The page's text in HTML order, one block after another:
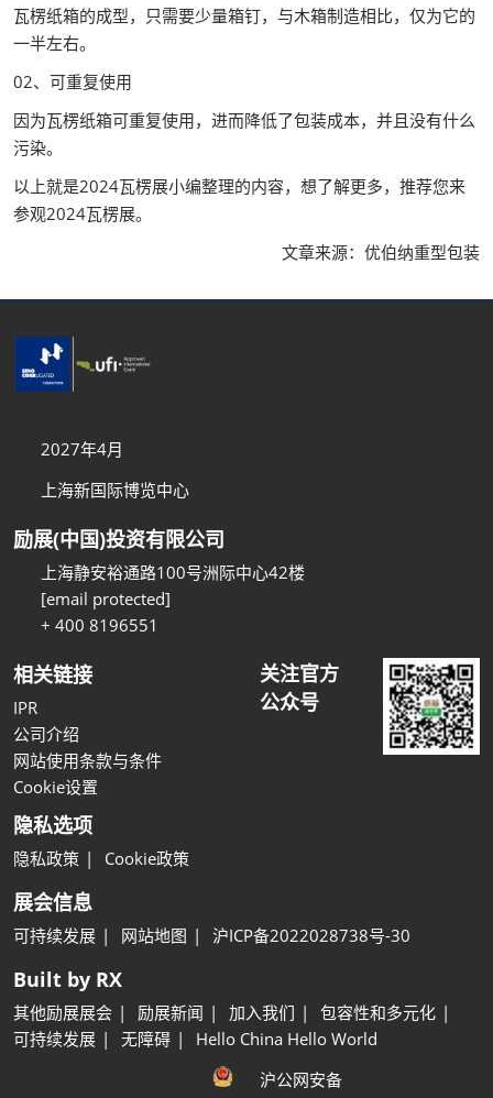
瓦楞纸箱的成型，只需要少量箱钉，与木箱制造相比，仅为它的
一半左右。
02、可重复使用
因为瓦楞纸箱可重复使用，进而降低了包装成本，并且没有什么
污染。
以上就是2024瓦楞展小编整理的内容，想了解更多，推荐您来
参观2024瓦楞展。
文章来源：优伯纳重型包装
2027年4月
上海新国际博览中心
励展(中国)投资有限公司
上海静安裕通路100号洲际中心42楼
[email protected]
+ 400 8196551
相关链接
IPR
公司介绍
网站使用条款与条件
Cookie设置
关注官方
公众号
隐私选项
隐私政策 Cookie政策
展会信息
可持续发展 网站地图 沪ICP备2022028738号-30
Built by RX
其他励展展会 励展新闻 加入我们
包容性和多元化
可持续发展
无障碍
Hello China Hello World
沪公网安备